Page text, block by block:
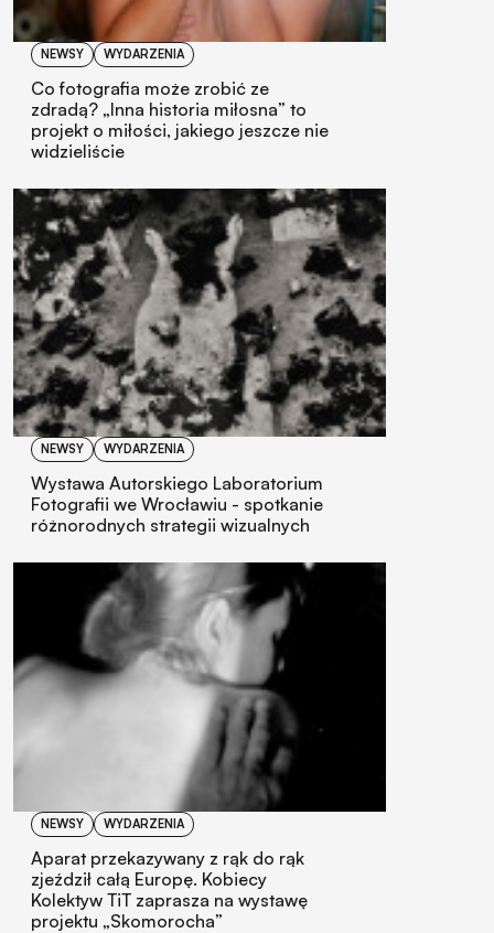
NEWSY WYDARZENIA
Co fotografia może zrobić ze
zdradą? „Inna historia miłosna” to
projekt o miłości, jakiego jeszcze nie
widzieliście
NEWSY WYDARZENIA
Wystawa Autorskiego Laboratorium
Fotografii we Wrocławiu - spotkanie
różnorodnych strategii wizualnych
NEWSY WYDARZENIA
Aparat przekazywany z rąk do rąk
zjeździł całą Europę. Kobiecy
Kolektyw TiT zaprasza na wystawę
projektu „Skomorocha”